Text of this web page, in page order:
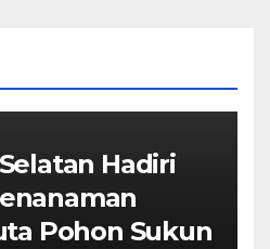
Hadiri
Pohon Sukun